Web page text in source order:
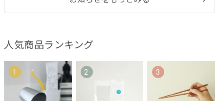
人気商品ランキング
1 2 3